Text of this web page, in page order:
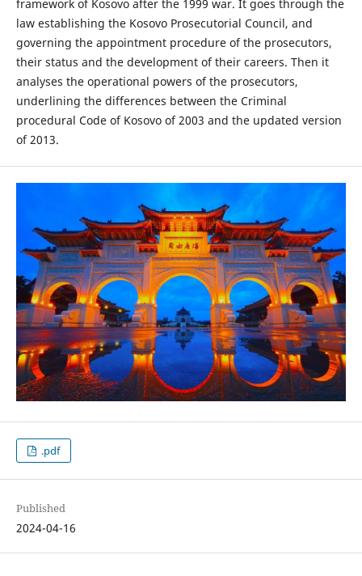
framework of Kosovo after the 1999 war. It goes through the
law establishing the Kosovo Prosecutorial Council, and
governing the appointment procedure of the prosecutors,
their status and the development of their careers. Then it
analyses the operational powers of the prosecutors,
underlining the differences between the Criminal
procedural Code of Kosovo of 2003 and the updated version
of 2013.
.pdf
Published
2024-04-16